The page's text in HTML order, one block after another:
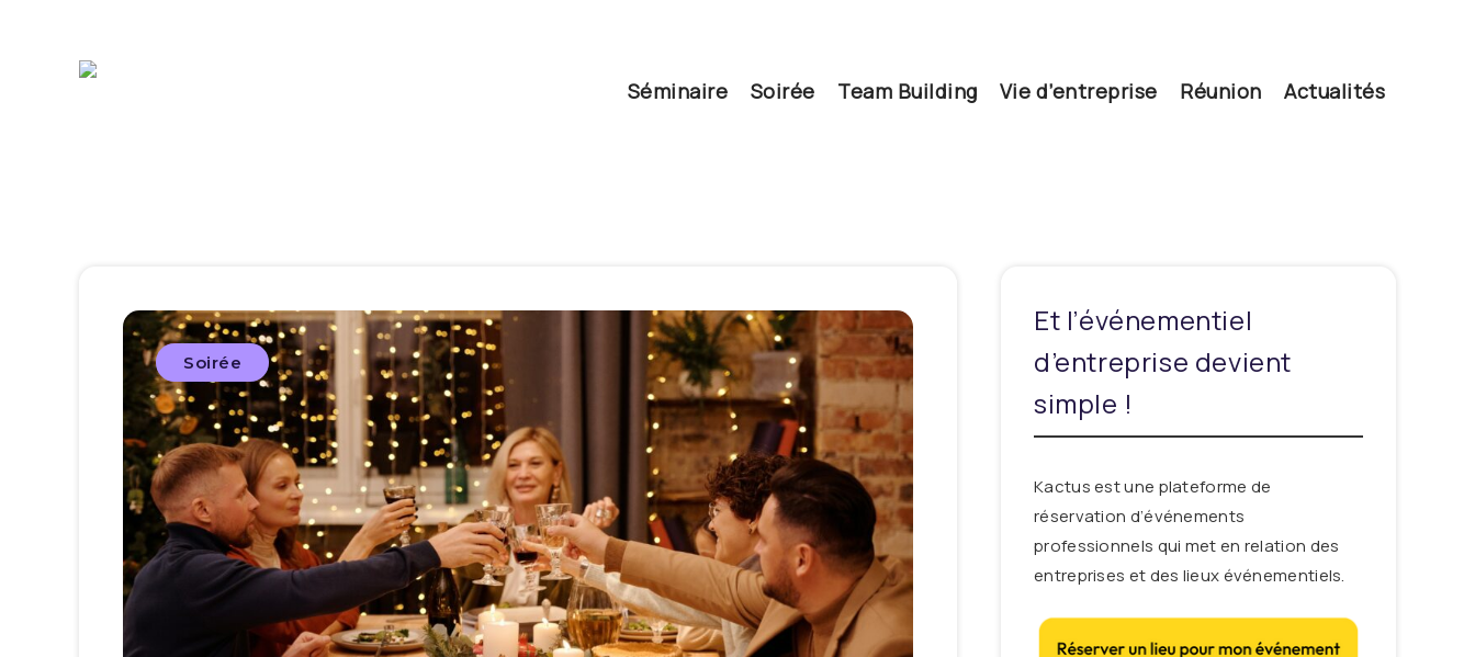
Séminaire Soirée Team Building Vie d’entreprise Réunion Actualités
Soirée
Et l’événementiel
d’entreprise devient
simple !
Kactus est une plateforme de
réservation d’événements
professionnels qui met en relation des
entreprises et des lieux événementiels.